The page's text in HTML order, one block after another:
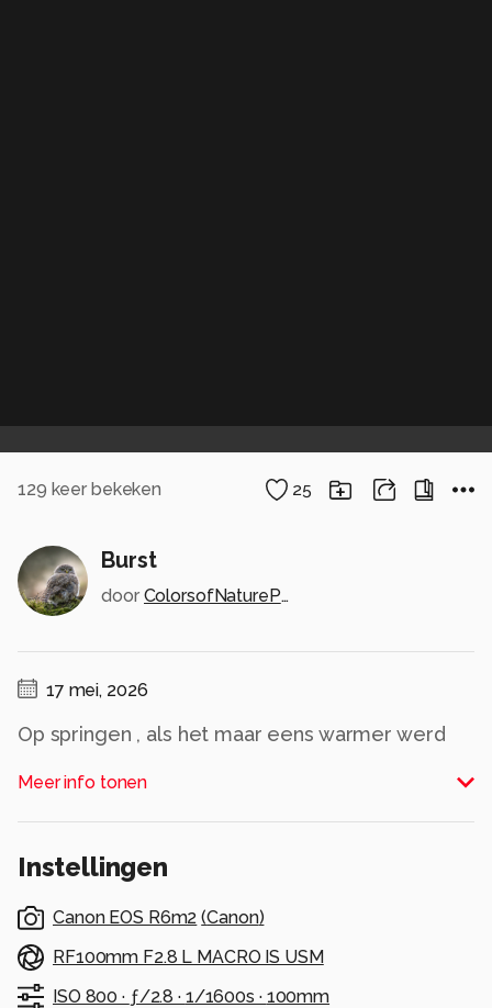
129 keer bekeken 25
Burst
door ColorsofNaturePhotography
17 mei, 2026
Op springen , als het maar eens warmer werd
Alle rechten voorbehouden
Meer info tonen
Instellingen
Canon EOS R6m2 (Canon)
RF100mm F2.8 L MACRO IS USM
ISO 800 · ƒ/2.8 · 1/1600s · 100mm